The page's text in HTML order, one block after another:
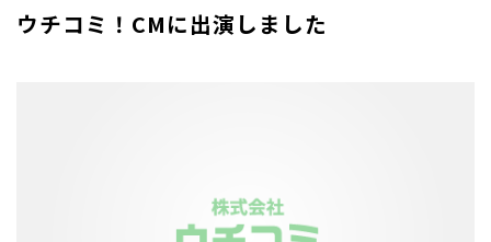
ウチコミ！CMに出演しました